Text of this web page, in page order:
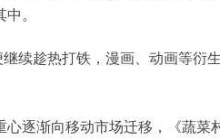
。
续趁热打铁，漫画、动画等衍
逐渐向移动市场迁移，《蔬菜